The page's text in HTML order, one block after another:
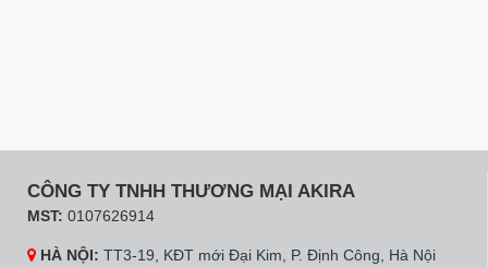
CÔNG TY TNHH THƯƠNG MẠI AKIRA
MST: 0107626914
HÀ NỘI: TT3-19, KĐT mới Đại Kim, P. Định Công, Hà Nội